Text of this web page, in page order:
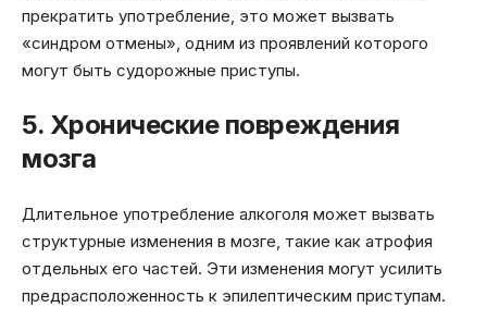
прекратить употребление, это может вызвать
«синдром отмены», одним из проявлений которого
могут быть судорожные приступы.
5. Хронические повреждения
мозга
Длительное употребление алкоголя может вызвать
структурные изменения в мозге, такие как атрофия
отдельных его частей. Эти изменения могут усилить
предрасположенность к эпилептическим приступам.